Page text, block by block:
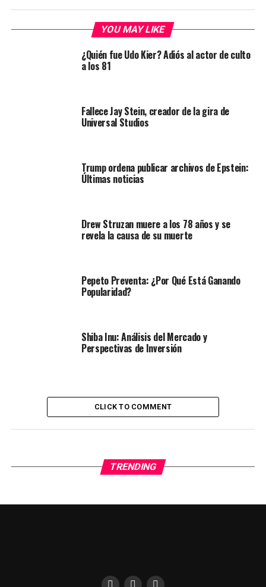
YOU MAY LIKE
¿Quién fue Udo Kier? Adiós al actor de culto
a los 81
Fallece Jay Stein, creador de la gira de
Universal Studios
Trump ordena publicar archivos de Epstein:
Últimas noticias
Drew Struzan muere a los 78 años y se
revela la causa de su muerte
Pepeto Preventa: ¿Por Qué Está Ganando
Popularidad?
Shiba Inu: Análisis del Mercado y
Perspectivas de Inversión
CLICK TO COMMENT
TRENDING